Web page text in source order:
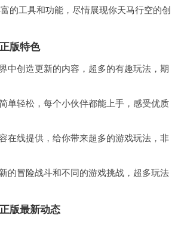
的工具和功能，尽情展现你天马行空的创
版特色
中创造更新的内容，超多的有趣玩法，期
单轻松，每个小伙伴都能上手，感受优质
在线提供，给你带来超多的游戏玩法，非
的冒险战斗和不同的游戏挑战，超多玩法
版最新动态